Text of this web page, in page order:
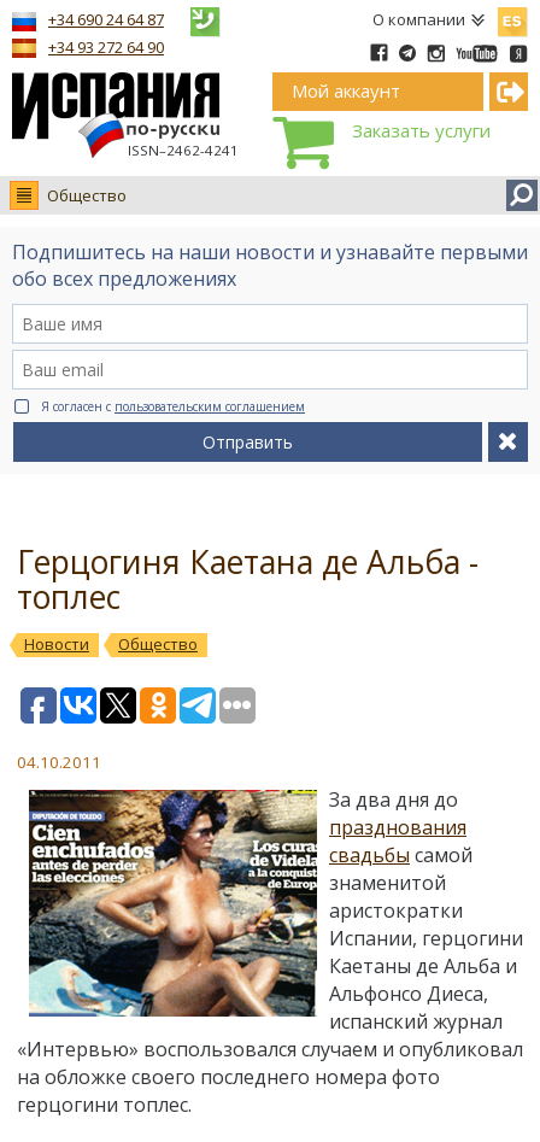
О компании
ISSN–2462-4241
+34 690 24 64 87
+34 93 272 64 90
Мой аккаунт
Заказать услуги
Общество
Новости
Интервью
Видео Ruso.TV
BCN life
Сервис на немецком
Подпишитесь на наши новости и узнавайте первыми
обо всех предложениях
Я согласен с пользовательским соглашением
Отправить
Герцогиня Каетана де Альба -
топлес
Новости Общество
04.10.2011
За два дня до
празднования
свадьбы самой
знаменитой
аристократки
Испании, герцогини
Каетаны де Альба и
Альфонсо Диеса,
испанский журнал
«Интервью» воспользовался случаем и опубликовал
на обложке своего последнего номера фото
герцогини топлес.